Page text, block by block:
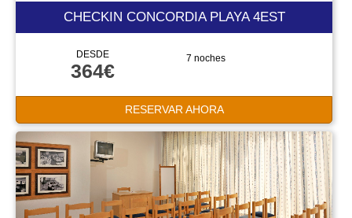
CHECKIN CONCORDIA PLAYA 4EST
DESDE
364€
7 noches
RESERVAR AHORA